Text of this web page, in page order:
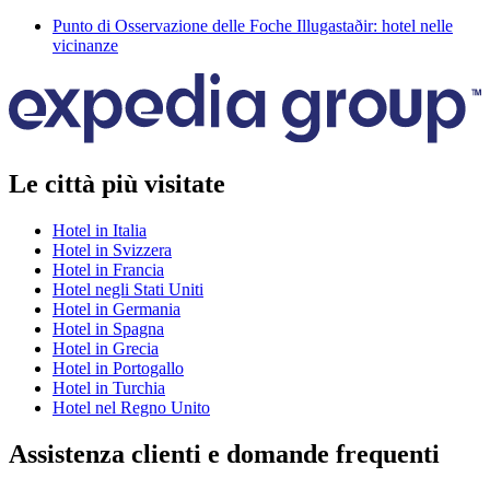
Punto di Osservazione delle Foche Illugastaðir: hotel nelle
vicinanze
Le città più visitate
Hotel in Italia
Hotel in Svizzera
Hotel in Francia
Hotel negli Stati Uniti
Hotel in Germania
Hotel in Spagna
Hotel in Grecia
Hotel in Portogallo
Hotel in Turchia
Hotel nel Regno Unito
Assistenza clienti e domande frequenti